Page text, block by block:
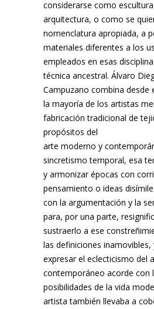
considerarse como
arquitectura, o como se
nomenclatura apropiada, a
materiales diferentes a los
empleados en esas
técnica ancestral. Álvaro
Campuzano combina desde
la mayoría de los artistas
fabricación tradicional de
propósitos del
arte moderno y
sincretismo temporal, esa
y armonizar épocas con
pensamiento o ideas
con la argumentación y la
para, por una parte,
sustraerlo a ese
las definiciones
expresar el eclecticismo del
contemporáneo acorde con
posibilidades de la vida
artista también llevaba a